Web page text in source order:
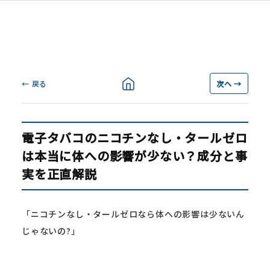
← 戻る 次へ →
電子タバコのニコチンなし・タールゼロ
は本当に体への影響が少ない？成分と事
実を正直解説
「ニコチンなし・タールゼロなら体への影響は少ないん
じゃないの?」